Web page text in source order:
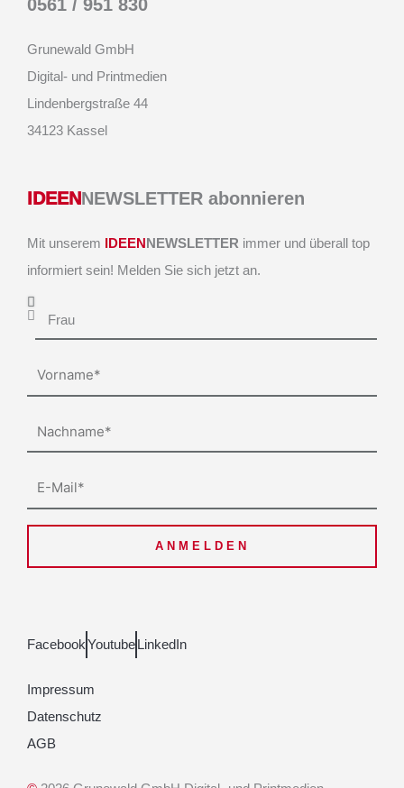
0561 / 951 830
Grunewald GmbH
Digital- und Printmedien
Lindenbergstraße 44
34123 Kassel
IDEENNEWSLETTER abonnieren
Mit unserem IDEENNEWSLETTER immer und überall top
informiert sein! Melden Sie sich jetzt an.
Anrede
Vorname
Nachname
E-
Mail
ANMELDEN
FacebookYoutubeLinkedIn
Impressum
Datenschutz
AGB